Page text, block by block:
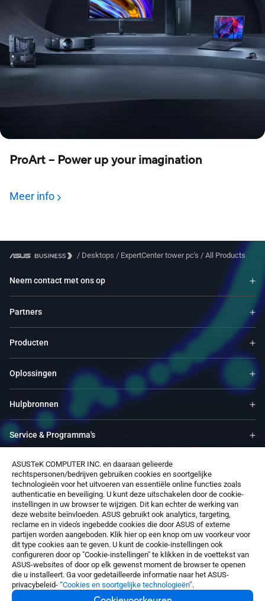
ASUSTeK COMPUTER INC. en daaraan gelieerde
rechtspersonen/bedrijven gebruiken cookies en soortgelijke
technologieën voor het uitvoeren van essentiële online functies zoals
authenticatie en beveiliging. U kunt deze uitschakelen door de cookie-
instellingen in uw browser te wijzigen. Dit kan echter de werking van
deze website beïnvloeden. ASUS gebruikt ook analytics, targeting,
reclame en in video's ingebedde cookies die door ASUS of externe
partijen worden aangeboden. Klik hier op een knop om uw voorkeur voor
dit type cookies aan te geven. U kunt de cookie-instellingen ook
configureren door op "Cookie-instellingen" te klikken in de voettekst van
ASUS-websites of door op elk gewenst moment de browser te openen
die u installeert. Ga voor gedetailleerde informatie naar het ASUS-
privacybeleid- “Cookies en soortgelijke technologieën”.
ProArt – Power up your imagination
Meer info
/ Desktops / ExpertCenter tower pc's / All Products
Neem contact met ons op
Partners
Producten
Oplossingen
Hulpbronnen
Service & Programma's
Ondersteuning
Over ons
Software